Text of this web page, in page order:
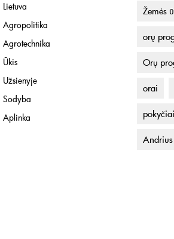
Žemės
orų
Orų
orai
pokyčiai
Lietuva
Agropolitika
Agrotechnika
Ūkis
Užsienyje
Sodyba
Aplinka